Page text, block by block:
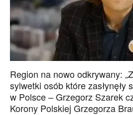
Region na nowo odkrywany:
sylwetki osób które zasłynęły
w Polsce – Grzegorz Szarek
Korony Polskiej Grzegorza